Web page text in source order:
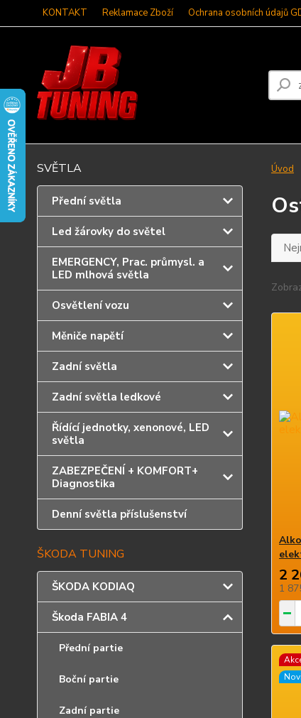
KONTAKT Reklamace Zboží Ochrana osobních údajů
SVĚTLA
Přední světla
Led žárovky do světel
EMERGENCY, Prac. průmysl. a
LED mlhová světla
Osvětlení vozu
Měniče napětí
Zadní světla
Zadní světla ledkové
Řídící jednotky, xenonové, LED
světla
ZABEZPEČENÍ + KOMFORT+
Diagnostika
Denní světla příslušenství
ŠKODA TUNING
ŠKODA KODIAQ
Škoda FABIA 4
Přední partie
Boční partie
Zadní partie
Úvod
2
1